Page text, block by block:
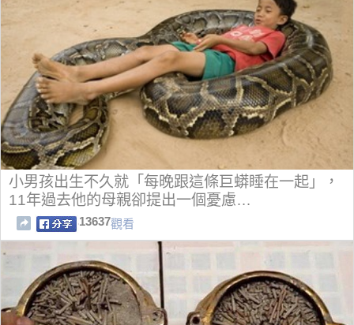
小男孩出生不久就「每晚跟這條巨蟒睡在一起」，
11年過去他的母親卻提出一個憂慮…
13637觀看